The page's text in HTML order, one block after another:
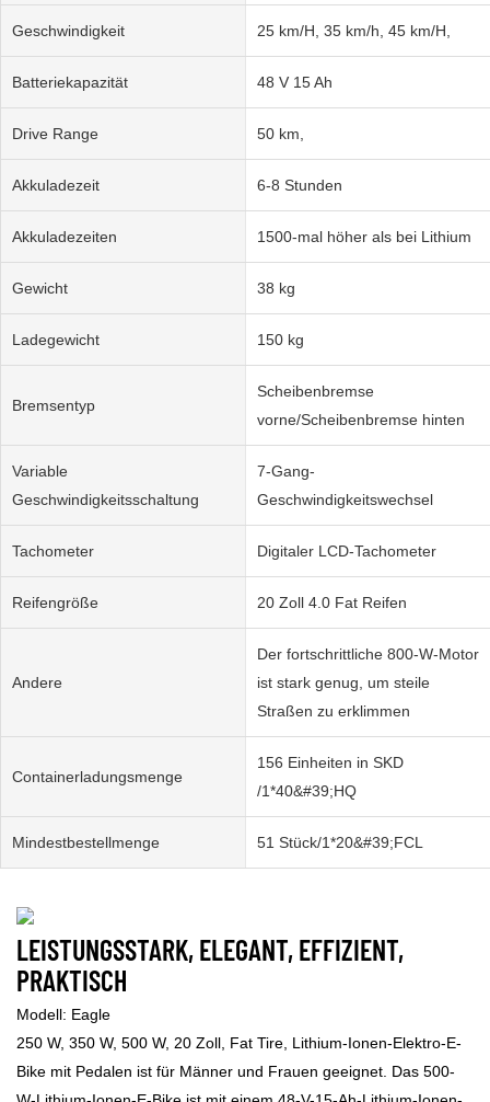
Geschwindigkeit 25 km/H, 35 km/h, 45 km/H,
Batteriekapazität 48 V 15 Ah
Drive Range 50 km,
Akkuladezeit 6-8 Stunden
Akkuladezeiten 1500-mal höher als bei Lithium
Gewicht 38 kg
Ladegewicht 150 kg
Bremsentyp
Scheibenbremse
vorne/Scheibenbremse hinten
Variable
Geschwindigkeitsschaltung
7-Gang-
Geschwindigkeitswechsel
Tachometer Digitaler LCD-Tachometer
Reifengröße 20 Zoll 4.0 Fat Reifen
Andere
Der fortschrittliche 800-W-Motor
ist stark genug, um steile
Straßen zu erklimmen
Containerladungsmenge
156 Einheiten in SKD
/1*40&#39;HQ
Mindestbestellmenge 51 Stück/1*20&#39;FCL
LEISTUNGSSTARK, ELEGANT, EFFIZIENT,
PRAKTISCH
Modell: Eagle
250 W, 350 W, 500 W, 20 Zoll, Fat Tire, Lithium-Ionen-Elektro-E-
Bike mit Pedalen ist für Männer und Frauen geeignet. Das 500-